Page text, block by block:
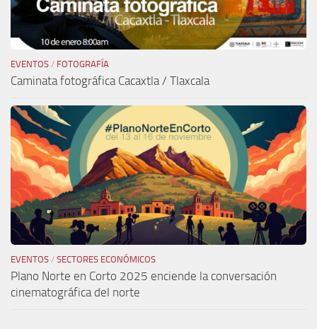
EVENTOS / FOTOGRAFÍA
Caminata fotográfica Cacaxtla / Tlaxcala
EVENTOS / SECTORES ECONÓMICOS
Plano Norte en Corto 2025 enciende la conversación
cinematográfica del norte